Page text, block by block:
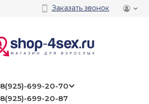
Заказать звонок
8(925)-699-20-70
8(925)-699-20-87